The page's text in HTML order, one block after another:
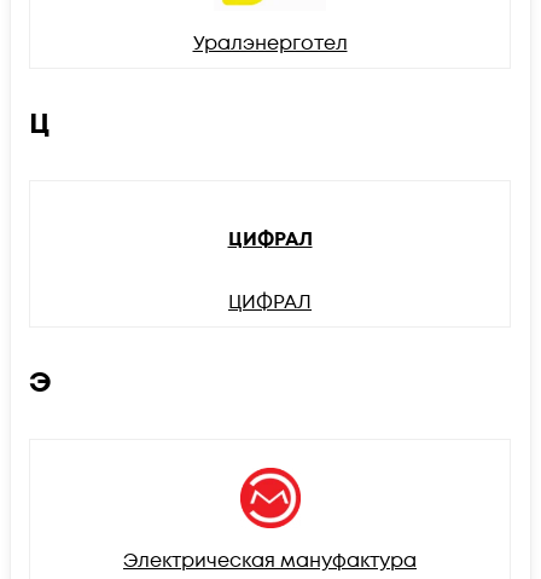
Уралэнерготел
Ц
ЦИФРАЛ
ЦИФРАЛ
Э
Электрическая мануфактура